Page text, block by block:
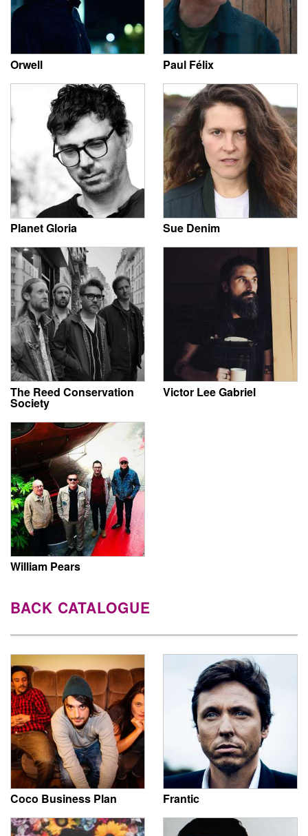
Orwell Paul Félix
Planet Gloria Sue Denim
The Reed Conservation
Society
Victor Lee Gabriel
William Pears
BACK CATALOGUE
Coco Business Plan Frantic